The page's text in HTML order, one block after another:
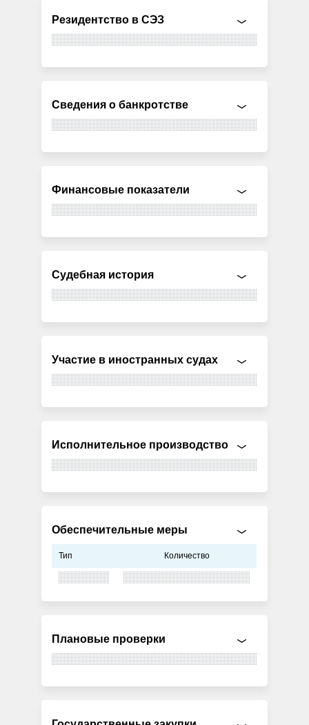
Резидентство в СЭЗ
Сведения о банкротстве
Финансовые показатели
Судебная история
Участие в иностранных судах
Исполнительное производство
Обеспечительные меры
Тип Количество
Плановые проверки